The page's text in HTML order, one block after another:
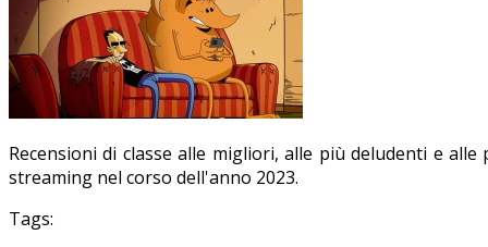
Recensioni di classe alle migliori, alle più deludenti e
streaming nel corso dell'anno 2023.
Tags: